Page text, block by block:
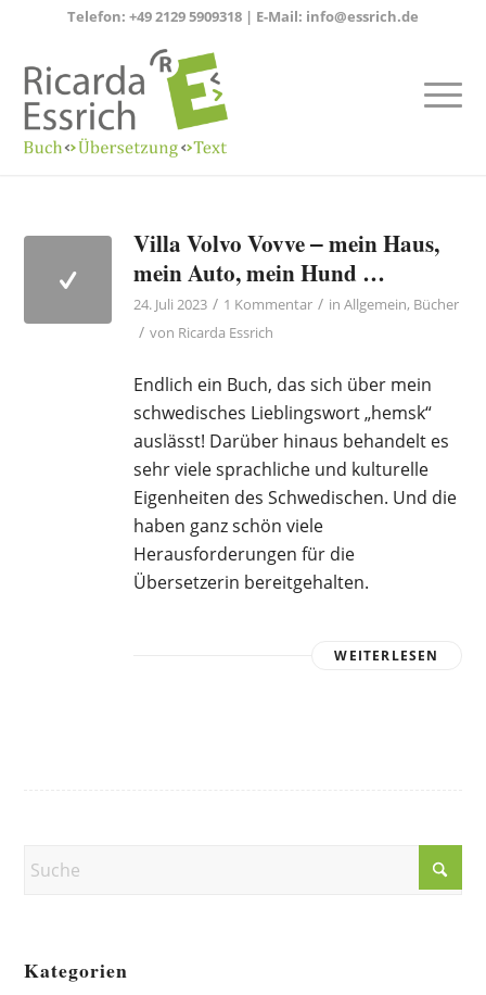
Telefon: +49 2129 5909318 | E-Mail: info@essrich.de
Villa Volvo Vovve ‒ mein Haus,
mein Auto, mein Hund …
24. Juli 2023 / 1 Kommentar / inAllgemein, Bücher
/ von Ricarda Essrich
Endlich ein Buch, das sich über mein
schwedisches Lieblingswort „hemsk“
auslässt! Darüber hinaus behandelt es
sehr viele sprachliche und kulturelle
Eigenheiten des Schwedischen. Und die
haben ganz schön viele
Herausforderungen für die
Übersetzerin bereitgehalten.
WEITERLESEN
Kategorien